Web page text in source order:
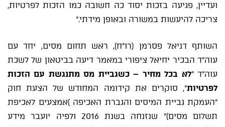
ועדיין, פגיעה בזכות יסוד כה חשובה כמו הזכות לפרטיות,
צריכה להיעשות במשורה ובאופן מידתי."
השותף דניאל פסרמן (רו"ח), ראש תחום מסים, יחד עם
עוה"ד הבכיר יחיאל ציפורי במאמר דיעה בביטאון של לשכת
עוה"ד "לא בכל מחיר – כשגביית מס מתנגשת עם הזכות
לפרטיות", סוקרים את קידומה המחודש של הצעת חוק
"העמקת גביית המיסים והגברת האכיפה )אמצעים לאכיפת
תשלום מסים)" שנזנחה בשנת 2016 ולפיה יועבר מידע